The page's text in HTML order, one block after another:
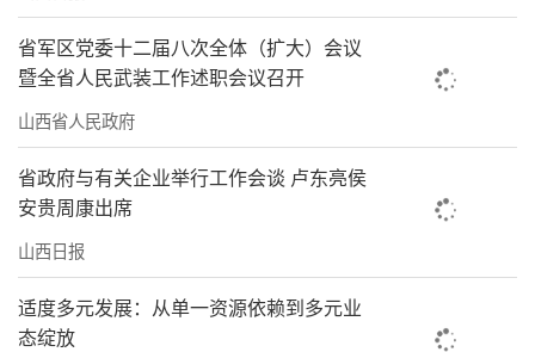
省军区党委十二届八次全体（扩大）会议
暨全省人民武装工作述职会议召开
山西省人民政府
省政府与有关企业举行工作会谈 卢东亮侯
安贵周康出席
山西日报
适度多元发展：从单一资源依赖到多元业
态绽放